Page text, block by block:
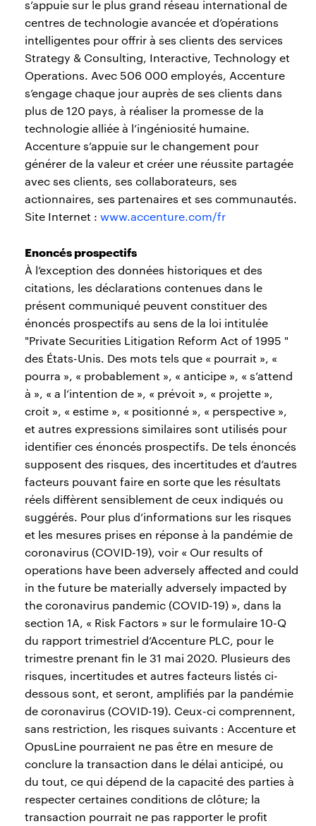
s’appuie sur le plus grand réseau international de
centres de technologie avancée et d’opérations
intelligentes pour offrir à ses clients des services
Strategy & Consulting, Interactive, Technology et
Operations. Avec 506 000 employés, Accenture
s’engage chaque jour auprès de ses clients dans
plus de 120 pays, à réaliser la promesse de la
technologie alliée à l’ingéniosité humaine.
Accenture s’appuie sur le changement pour
générer de la valeur et créer une réussite partagée
avec ses clients, ses collaborateurs, ses
actionnaires, ses partenaires et ses communautés.
Site Internet : www.accenture.com/fr
Enoncés prospectifs
À l’exception des données historiques et des
citations, les déclarations contenues dans le
présent communiqué peuvent constituer des
énoncés prospectifs au sens de la loi intitulée
"Private Securities Litigation Reform Act of 1995 "
des États-Unis. Des mots tels que « pourrait », «
pourra », « probablement », « anticipe », « s’attend
à », « a l’intention de », « prévoit », « projette »,
croit », « estime », « positionné », « perspective »,
et autres expressions similaires sont utilisés pour
identifier ces énoncés prospectifs. De tels énoncés
supposent des risques, des incertitudes et d’autres
facteurs pouvant faire en sorte que les résultats
réels diffèrent sensiblement de ceux indiqués ou
suggérés. Pour plus d’informations sur les risques
et les mesures prises en réponse à la pandémie de
coronavirus (COVID-19), voir « Our results of
operations have been adversely affected and could
in the future be materially adversely impacted by
the coronavirus pandemic (COVID-19) », dans la
section 1A, « Risk Factors » sur le formulaire 10-Q
du rapport trimestriel d’Accenture PLC, pour le
trimestre prenant fin le 31 mai 2020. Plusieurs des
risques, incertitudes et autres facteurs listés ci-
dessous sont, et seront, amplifiés par la pandémie
de coronavirus (COVID-19). Ceux-ci comprennent,
sans restriction, les risques suivants : Accenture et
OpusLine pourraient ne pas être en mesure de
conclure la transaction dans le délai anticipé, ou
du tout, ce qui dépend de la capacité des parties à
respecter certaines conditions de clôture; la
transaction pourrait ne pas rapporter le profit